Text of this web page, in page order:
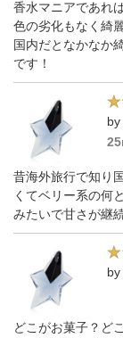
香水マニアであれ
色の劣化もなく綺
国内だとなかなか
です！
昔海外旅行で知り
くてベリー系の何
みたいで甘さが継
どこがお菓子？ど